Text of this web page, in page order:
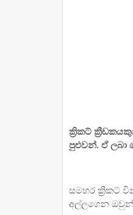
ක්‍රිකට්
පුළුවන්. ඒ ලබා
සමහර ක්‍රිකට්
අල්ලගෙන ඔවුන්